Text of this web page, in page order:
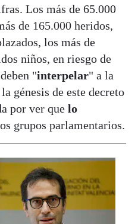
Los más de 65.000
de 165.000 heridos,
los más de
niños, en riesgo de
"interpelar" a la
génesis de este decreto
por ver que lo
grupos parlamentarios.